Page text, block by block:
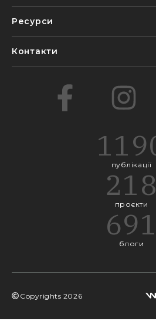
Ресурси
Контакти
публікації
218
проєкти
691
блоги
Copyrights 2026